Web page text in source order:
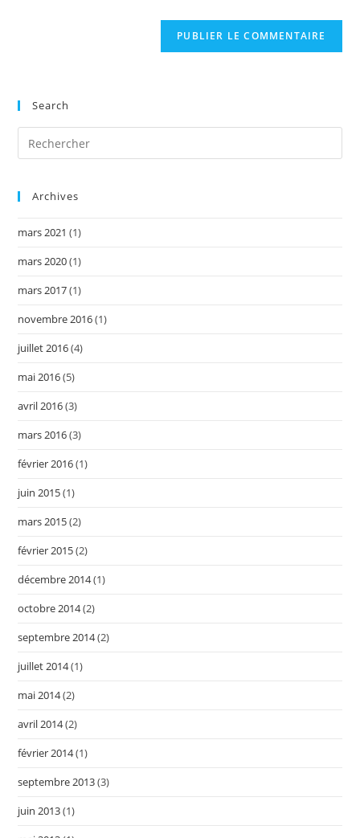
Search
Archives
mars 2021 (1)
mars 2020(1)
mars 2017(1)
novembre 2016(1)
juillet 2016(4)
mai 2016(5)
avril 2016(3)
mars 2016(3)
février 2016(1)
juin 2015(1)
mars 2015(2)
février 2015(2)
décembre 2014(1)
octobre 2014(2)
septembre 2014(2)
juillet 2014(1)
mai 2014(2)
avril 2014(2)
février 2014(1)
septembre 2013(3)
juin 2013(1)